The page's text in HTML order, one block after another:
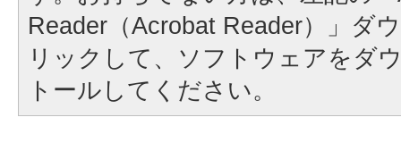
Reader（Acrobat Reader）」ダ
リックして、ソフトウェアをダ
トールしてください。